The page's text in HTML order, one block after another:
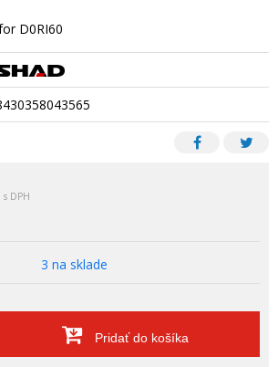
s DPH
3 na sklade
Pridať do košíka
D0RI60